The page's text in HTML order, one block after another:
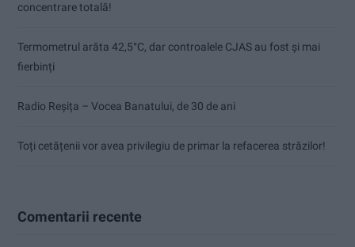
concentrare totală!
Termometrul arăta 42,5°C, dar controalele CJAS au fost și mai
fierbinți
Radio Reșița – Vocea Banatului, de 30 de ani
Toți cetățenii vor avea privilegiu de primar la refacerea străzilor!
Comentarii recente